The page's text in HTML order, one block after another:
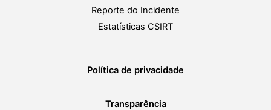
Reporte do Incidente
Estatísticas CSIRT
Política de privacidade
Transparência